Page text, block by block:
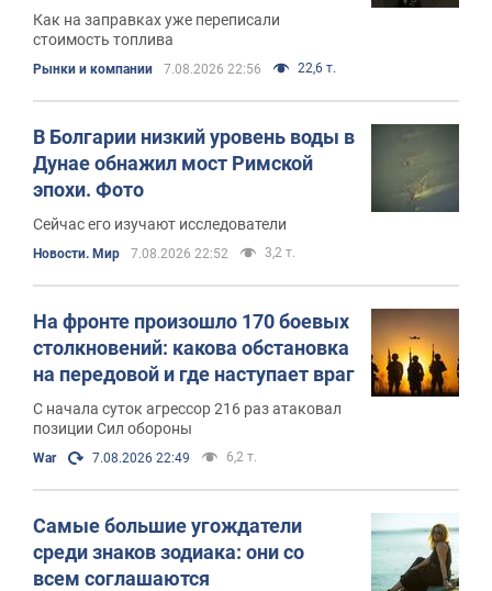
Как на заправках уже переписали
стоимость топлива
Рынки и компании 7.08.2026 22:56 22,6 т.
В Болгарии низкий уровень воды в
Дунае обнажил мост Римской
эпохи. Фото
Сейчас его изучают исследователи
Новости. Мир 7.08.2026 22:52 3,2 т.
На фронте произошло 170 боевых
столкновений: какова обстановка
на передовой и где наступает враг
С начала суток агрессор 216 раз атаковал
позиции Сил обороны
War 7.08.2026 22:49 6,2 т.
Самые большие угождатели
среди знаков зодиака: они со
всем соглашаются